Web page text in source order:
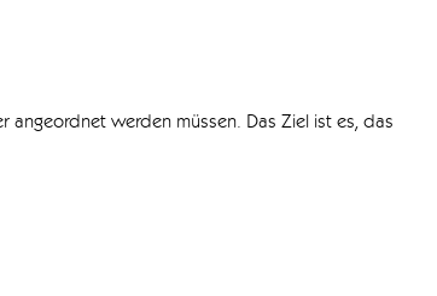
angeordnet werden müssen. Das Ziel ist es, das